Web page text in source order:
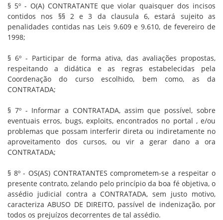
§ 5º - O(A) CONTRATANTE que violar quaisquer dos incisos
contidos nos §§ 2 e 3 da clausula 6, estará sujeito as
penalidades contidas nas Leis 9.609 e 9.610, de fevereiro de
1998;
§ 6º - Participar de forma ativa, das avaliações propostas,
respeitando a didática e as regras estabelecidas pela
Coordenação do curso escolhido, bem como, as da
CONTRATADA;
§ 7º - Informar a CONTRATADA, assim que possível, sobre
eventuais erros, bugs, exploits, encontrados no portal , e/ou
problemas que possam interferir direta ou indiretamente no
aproveitamento dos cursos, ou vir a gerar dano a ora
CONTRATADA;
§ 8º - OS(AS) CONTRATANTES comprometem-se a respeitar o
presente contrato, zelando pelo princípio da boa fé objetiva, o
assédio judicial contra a CONTRATADA, sem justo motivo,
caracteriza ABUSO DE DIREITO, passível de indenização, por
todos os prejuízos decorrentes de tal assédio.